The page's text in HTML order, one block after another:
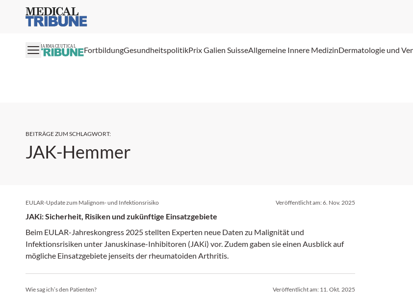
Medical Tribune
PHARMACEUTICAL FortbildungGesundheitspolitikPrix Galien SuisseAllgemeine Innere MedizinDermatologie und
BEITRÄGE ZUM SCHLAGWORT:
JAK-Hemmer
EULAR-Update zum Malignom- und Infektionsrisiko Veröffentlicht am:6. Nov. 2025
JAKi: Sicherheit, Risiken und zukünftige Einsatzgebiete
Beim EULAR-Jahreskongress 2025 stellten Experten neue Daten zu Malignität und
Infektionsrisiken unter Januskinase-Inhibitoren (JAKi) vor. Zudem gaben sie einen Ausblick auf
mögliche Einsatzgebiete jenseits der rheumatoiden Arthritis.
Wie sag ich’s den Patienten? Veröffentlicht am: 11. Okt. 2025